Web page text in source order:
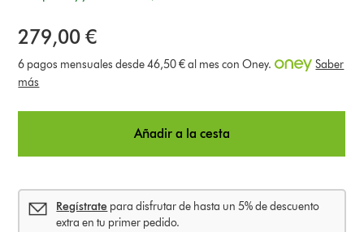
279,00 €
6 pagos mensuales desde 46,50 € al mes con Oney.
Saber
más
Añadir a la cesta
Regístrate para disfrutar de hasta un 5% de descuento
extra en tu primer pedido.